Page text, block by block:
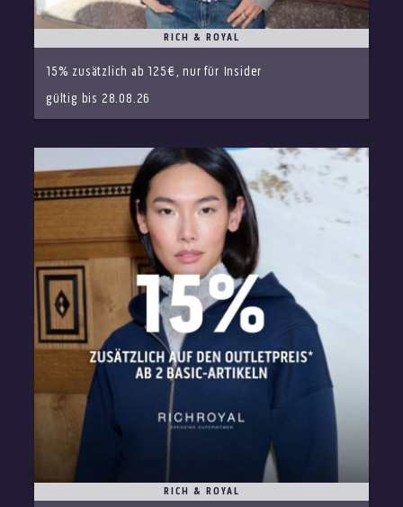
RICH & ROYAL
15% zusätzlich ab 125€, nur für Insider
gültig bis 28.08.26
RICH & ROYAL